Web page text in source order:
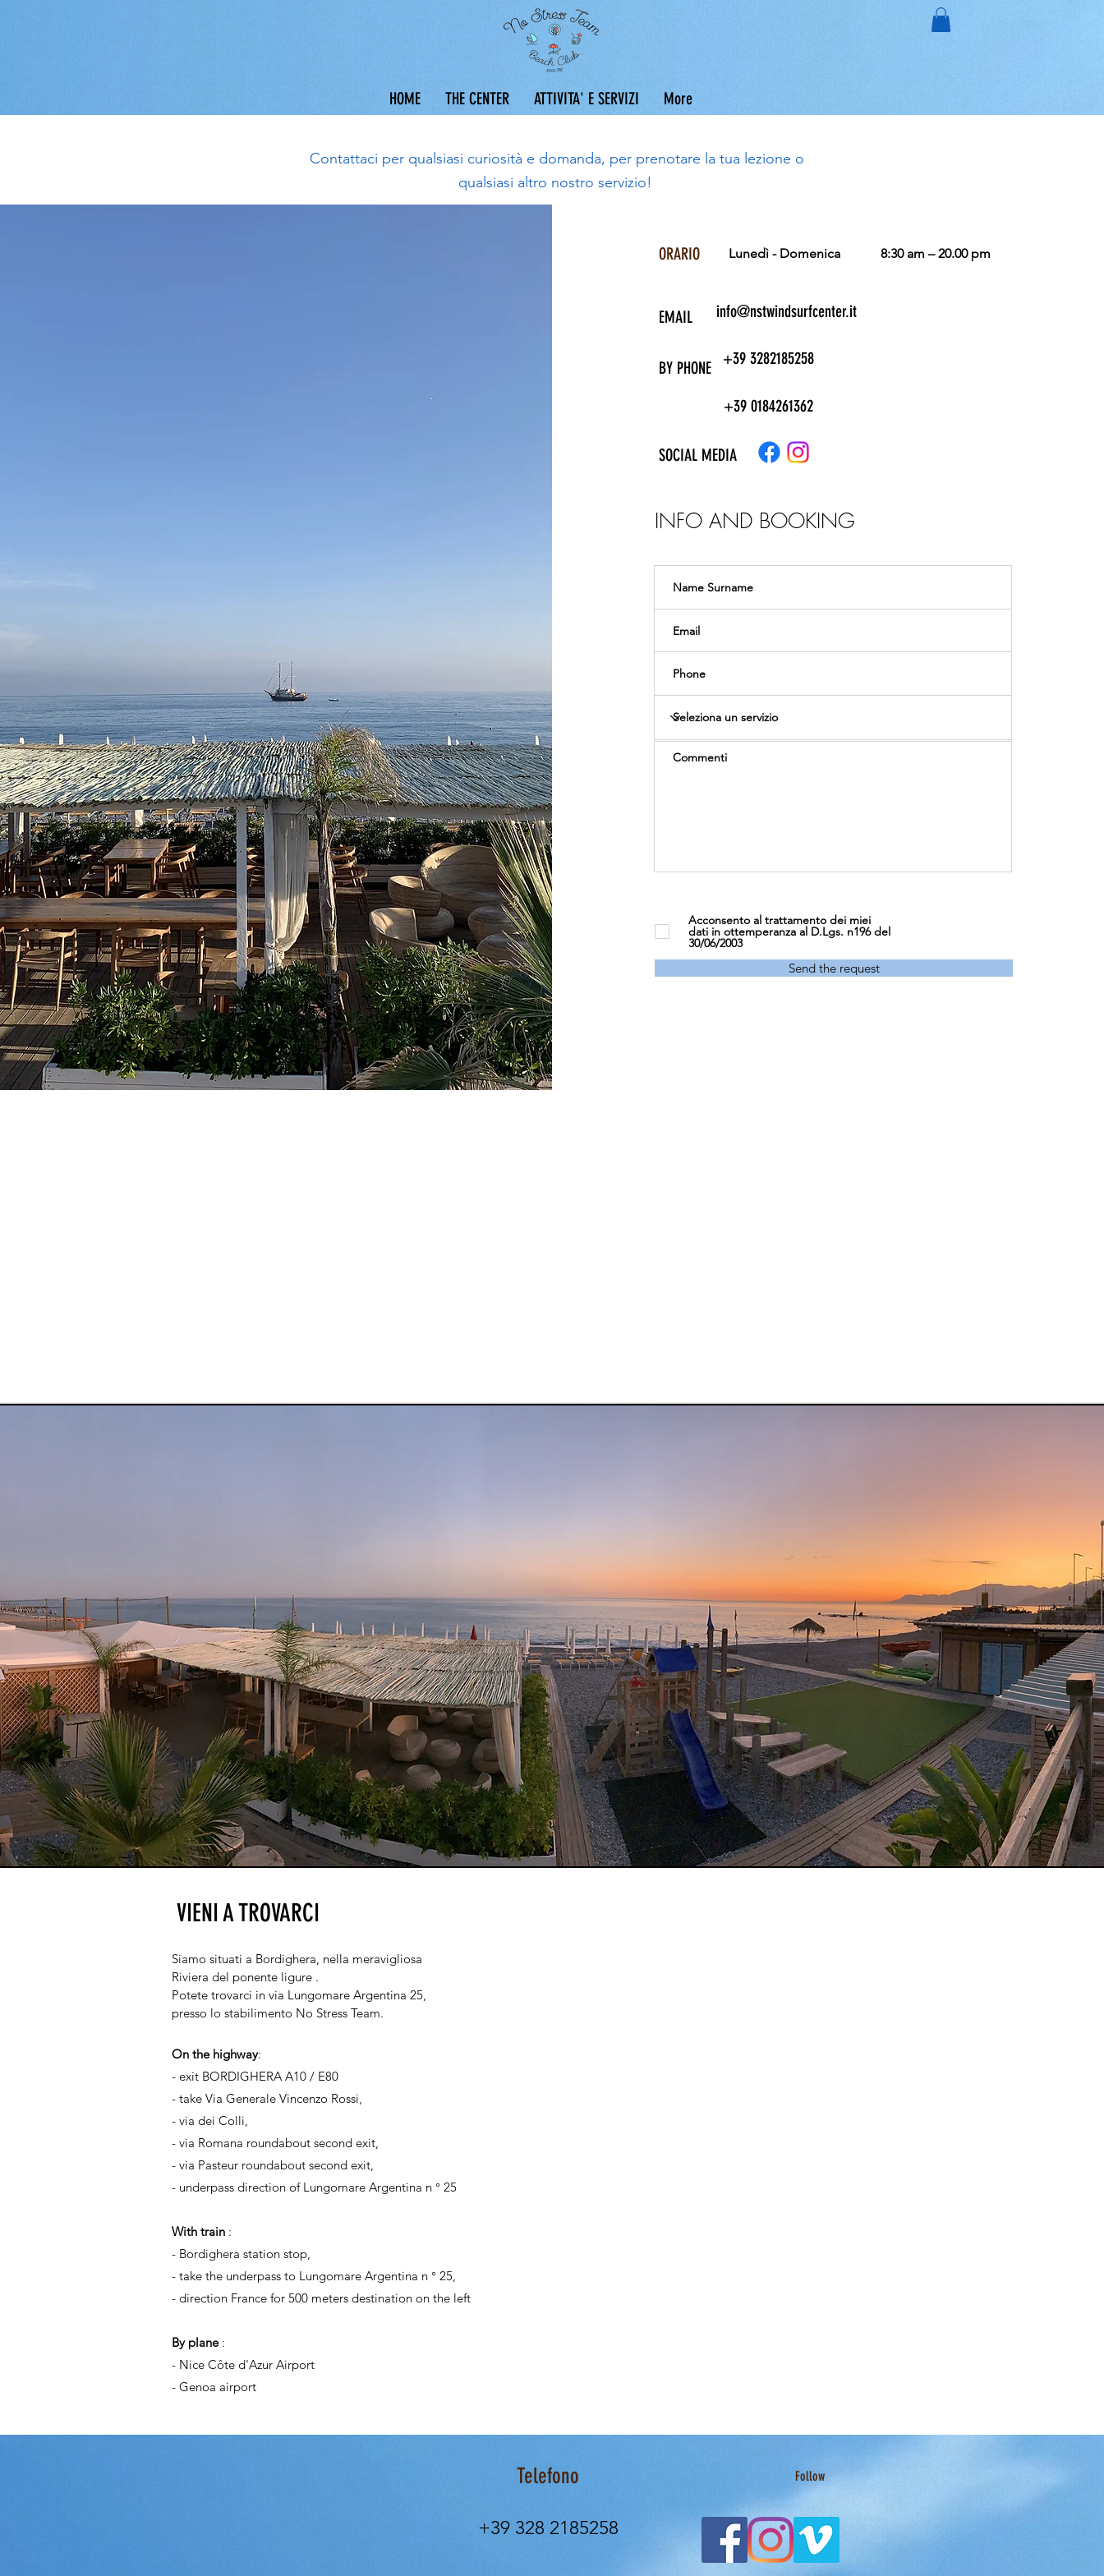
HOME THE CENTER ATTIVITA' E SERVIZI More
Contattaci per qualsiasi curiosità e domanda, per prenotare la tua lezione o
qualsiasi altro nostro servizio!
ORARIO Lunedì - Domenica 8:30 am – 20.00 pm
EMAIL info@nstwindsurfcenter.it
BY PHONE +39 3282185258
+39 0184261362
SOCIAL MEDIA
INFO AND BOOKING
Acconsento al trattamento dei miei
dati in ottemperanza al D.Lgs. n196 del
30/06/2003
Send the request
VIENI A TROVARCI
Siamo situati a Bordighera, nella meravigliosa
Riviera del ponente ligure .
Potete trovarci in via Lungomare Argentina 25,
presso lo stabilimento No Stress Team.
On the highway:
- exit BORDIGHERA A10 / E80
- take Via Generale Vincenzo Rossi,
- via dei Colli,
- via Romana roundabout second exit,
- via Pasteur roundabout second exit,
- underpass direction of Lungomare Argentina n ° 25
With train :
- Bordighera station stop,
- take the underpass to Lungomare Argentina n ° 25,
- direction France for 500 meters destination on the left
By plane:
- Nice Côte d'Azur Airport
- Genoa airport
Telefono
+39 328 2185258
Follow